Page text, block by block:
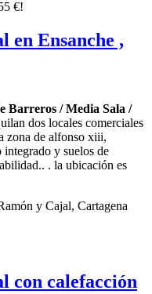
€!
Ensanche ,
Barreros / Media Sala /
dos locales comerciales
zona de alfonso xiii,
integrado y suelos de
. la ubicación es
con calefacción